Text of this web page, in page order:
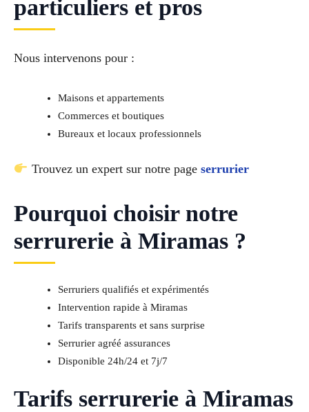
particuliers et pros
Nous intervenons pour :
Maisons et appartements
Commerces et boutiques
Bureaux et locaux professionnels
Trouvez un expert sur notre page serrurier
Pourquoi choisir notre
serrurerie à Miramas ?
Serruriers qualifiés et expérimentés
Intervention rapide à Miramas
Tarifs transparents et sans surprise
Serrurier agréé assurances
Disponible 24h/24 et 7j/7
Tarifs serrurerie à Miramas